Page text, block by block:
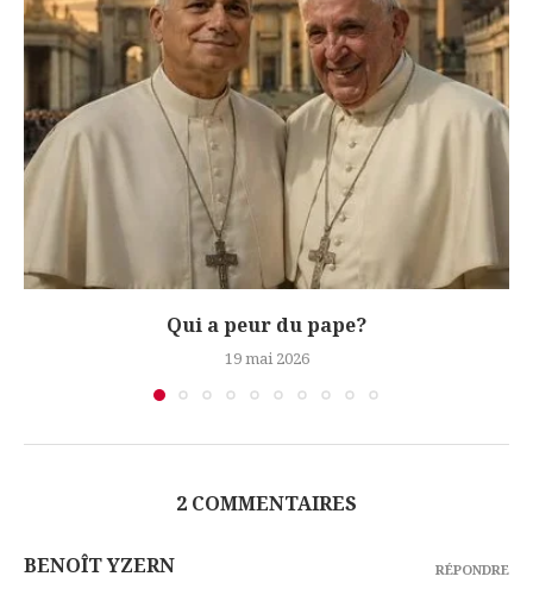
Qui a peur du pape?
19 mai 2026
2 COMMENTAIRES
BENOÎT YZERN RÉPONDRE